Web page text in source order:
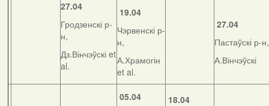
27.04
Гродзенскі р-
н,
Дз.Вінчэўскі et
al.
19.04
Чэрвенскі р-
н,
А.Храмогін
et al.
27.04
Пастаўскі р-н,
А.Вінчэўскі
05.04
18.04